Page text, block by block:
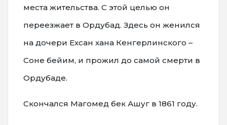
места жительства. С этой целью он
переезжает в Ордубад. Здесь он женился
на дочери Ехсан хана Кенгерлинского –
Соне бейим, и прожил до самой смерти в
Ордубаде.
Скончался Магомед бек Ашуг в 1861 году.